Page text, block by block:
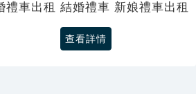
禮車出租 結婚禮車 新娘禮車出租
查看詳情